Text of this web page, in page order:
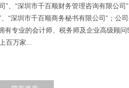
”、“深圳市千百顺财务管理咨询有限公司
“深圳市千百顺商务秘书有限公司”；公
有专业的会计师、税务师及企业高级顾
百万家...